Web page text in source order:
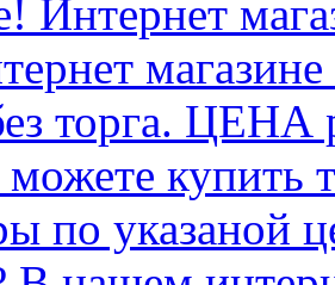
Интернет
торга.
купить
по указаной